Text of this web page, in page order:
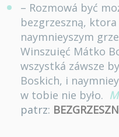
– Rozmowá być
bezgrzeszną,
naymnieyszym
Winszuięć Mátko
wszystká záwsze
Boskich, i
w tobie nie było.
patrz: